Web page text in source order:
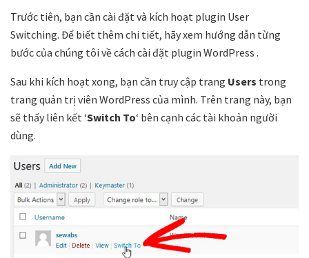
Trước tiên, bạn cần cài đặt và kích hoạt plugin User
Switching. Để biết thêm chi tiết, hãy xem hướng dẫn từng
bước của chúng tôi về cách cài đặt plugin WordPress .
Sau khi kích hoạt xong, bạn cần truy cập trang Users trong
trang quản trị viên WordPress của mình. Trên trang này, bạn
sẽ thấy liên kết ‘Switch To‘ bên cạnh các tài khoản người
dùng.